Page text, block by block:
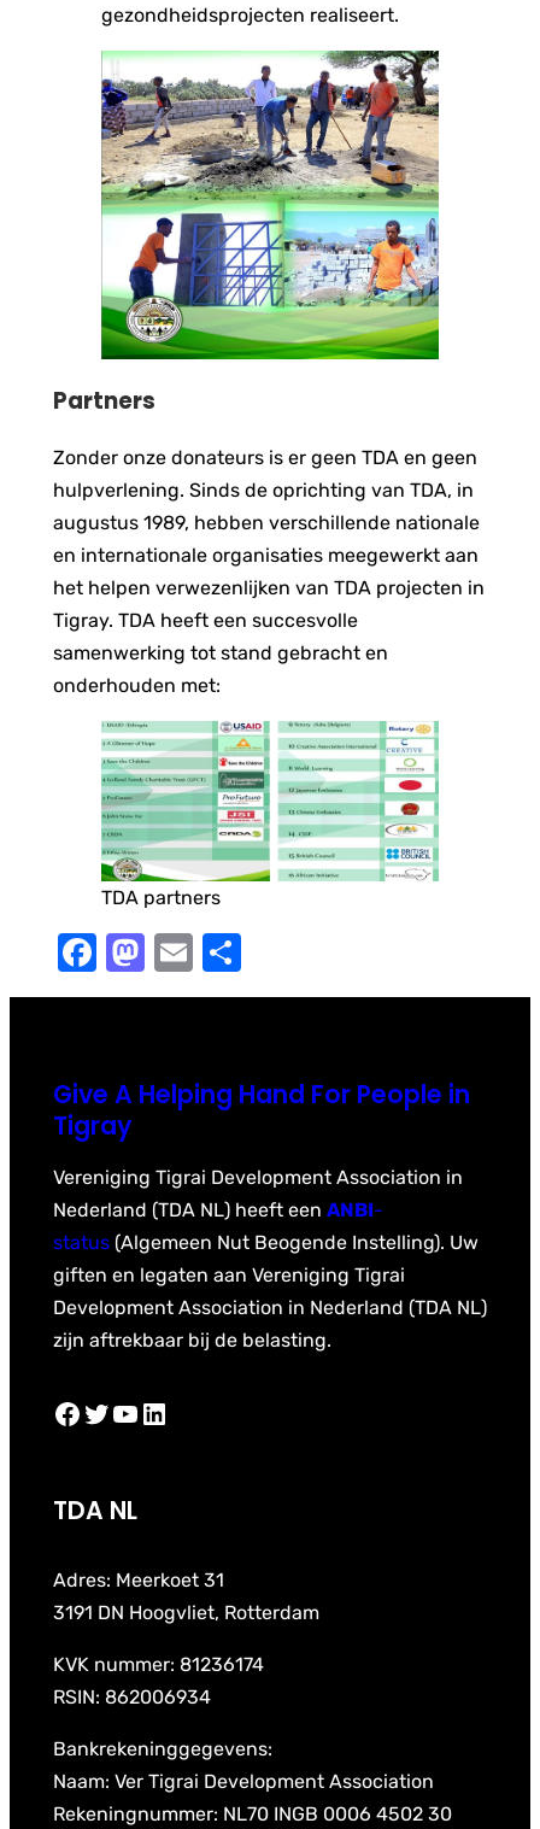
gezondheidsprojecten realiseert.
Partners
Zonder onze donateurs is er geen TDA en geen
hulpverlening. Sinds de oprichting van TDA, in
augustus 1989, hebben verschillende nationale
en internationale organisaties meegewerkt aan
het helpen verwezenlijken van TDA projecten in
Tigray. TDA heeft een succesvolle
samenwerking tot stand gebracht en
onderhouden met:
TDA partners
Facebook
Mastodon
Email
Give A Helping Hand For People in
Tigray
Vereniging Tigrai Development Association in
Nederland (TDA NL) heeft een ANBI-
status (Algemeen Nut Beogende Instelling). Uw
giften en legaten aan Vereniging Tigrai
Development Association in Nederland (TDA NL)
zijn aftrekbaar bij de belasting.
Facebook Twitter YouTube LinkedIn
TDA NL
Adres: Meerkoet 31
3191 DN Hoogvliet, Rotterdam
KVK nummer: 81236174
RSIN: 862006934
Bankrekeninggegevens:
Naam: Ver Tigrai Development Association
Rekeningnummer: NL70 INGB 0006 4502 30